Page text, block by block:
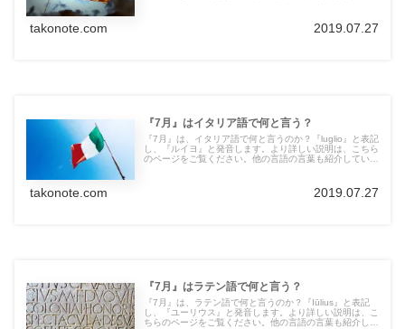
takonote.com 2019.07.27
『7月』はイタリア語で何と言う？
『7月』は、イタリア語で何と言うのか？『luglio』と表記
し、『ルイヨ』と発音します。より詳しい説明は、こちら
のページをご覧ください。他の言語の言葉も紹介していま
takonote.com 2019.07.27
『7月』はラテン語で何と言う？
『7月』は、ラテン語で何と言うのか？『Iūlius』と表記
し、『ユーリウス』と発音します。より詳しい説明は、こ
ちらのページをご覧ください。他の言語の言葉も紹介して